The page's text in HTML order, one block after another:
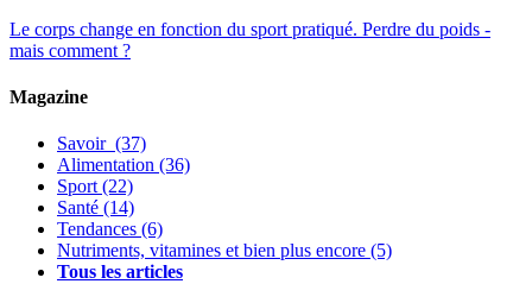
Le corps change en fonction du sport pratiqué. Perdre du poids -
mais comment ?
Magazine
Savoir (37)
Alimentation (36)
Sport(22)
Santé (14)
Tendances (6)
Nutriments, vitamines et bien plus encore (5)
Tous les articles